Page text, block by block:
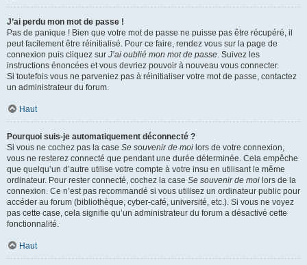
J’ai perdu mon mot de passe !
Pas de panique ! Bien que votre mot de passe ne puisse pas être récupéré, il
peut facilement être réinitialisé. Pour ce faire, rendez vous sur la page de
connexion puis cliquez sur J’ai oublié mon mot de passe. Suivez les
instructions énoncées et vous devriez pouvoir à nouveau vous connecter.
Si toutefois vous ne parveniez pas à réinitialiser votre mot de passe, contactez
un administrateur du forum.
Haut
Pourquoi suis-je automatiquement déconnecté ?
Si vous ne cochez pas la case Se souvenir de moi lors de votre connexion,
vous ne resterez connecté que pendant une durée déterminée. Cela empêche
que quelqu’un d’autre utilise votre compte à votre insu en utilisant le même
ordinateur. Pour rester connecté, cochez la case Se souvenir de moi lors de la
connexion. Ce n’est pas recommandé si vous utilisez un ordinateur public pour
accéder au forum (bibliothèque, cyber-café, université, etc.). Si vous ne voyez
pas cette case, cela signifie qu’un administrateur du forum a désactivé cette
fonctionnalité.
Haut